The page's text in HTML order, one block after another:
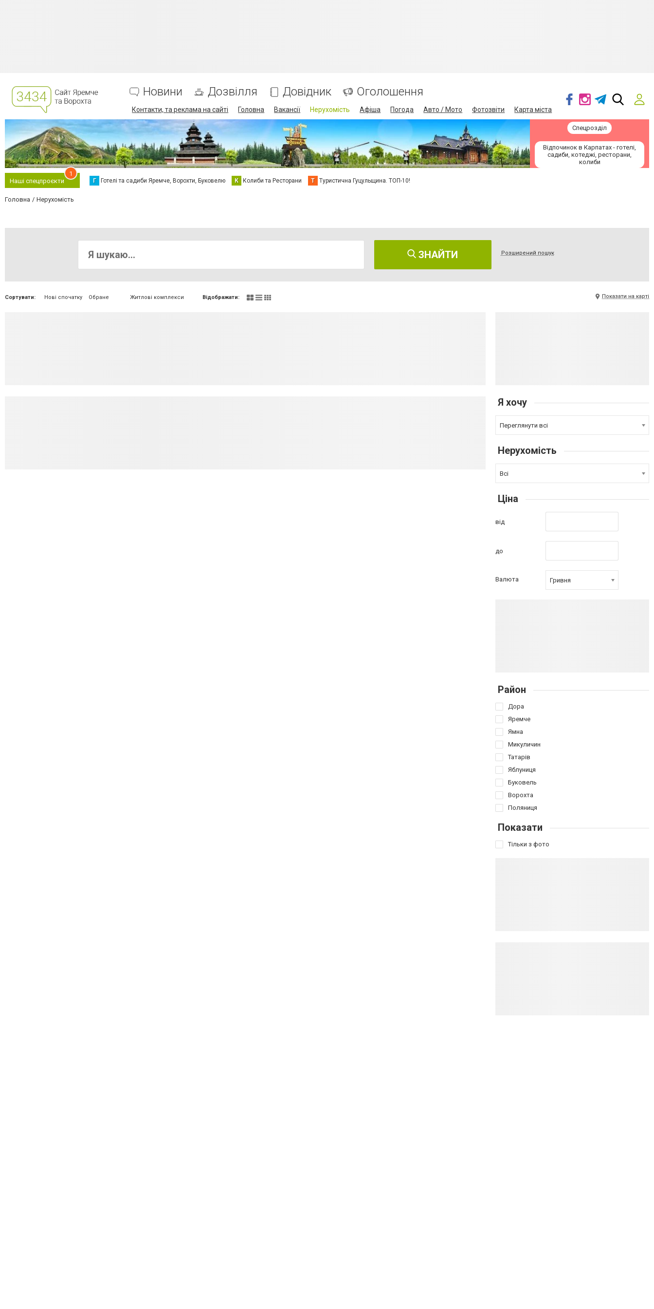
Новини Дозвілля Довідник Оголошення
Контакти, та реклама на сайті Головна Вакансії Нерухомість Афіша Погода Авто / Мото Фотозвіти Карта міста
Спецрозділ
Відпочинок в Карпатах - готелі,
садиби, котеджі, ресторани,
колиби
Наші спецпроєкти
1
Г Готелі та садиби Яремче, Ворохти, Буковелю К Колиби та Ресторани Т Туристична Гуцульщина. ТОП-10!
Головна Нерухомість
ЗНАЙТИ Розширений пошук
Сортувати: Нові спочатку Обране Житлові комплекси Відображати: Показати на карті
Я хочу
Переглянути всі
Нерухомість
Всі
Ціна
від
до
Валюта Гривня
Район
Дора
Яремче
Ямна
Микуличин
Татарів
Яблуниця
Буковель
Ворохта
Поляниця
Показати
Тільки з фото